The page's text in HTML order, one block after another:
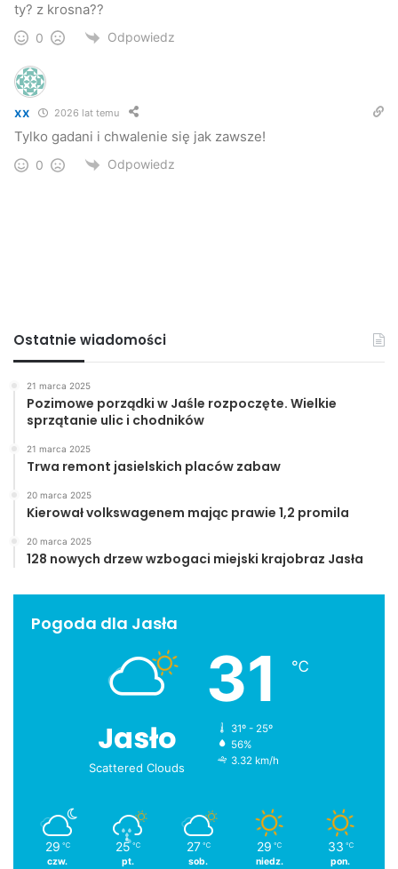
ty? z krosna??
0 Odpowiedz
xx 2026 lat temu
Tylko gadani i chwalenie się jak zawsze!
0 Odpowiedz
Ostatnie wiadomości
21 marca 2025
Pozimowe porządki w Jaśle rozpoczęte. Wielkie
sprzątanie ulic i chodników
21 marca 2025
Trwa remont jasielskich placów zabaw
20 marca 2025
Kierował volkswagenem mając prawie 1,2 promila
20 marca 2025
128 nowych drzew wzbogaci miejski krajobraz Jasła
Pogoda dla Jasła
Jasło
Scattered Clouds
31 ℃
31º - 25º
56%
3.32 km/h
29 ℃
czw.
25 ℃
pt.
27 ℃
sob.
29 ℃
niedz.
33 ℃
pon.